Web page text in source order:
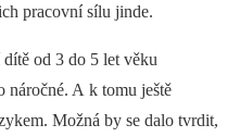
pracovní sílu jinde.
od 3 do 5 let věku
náročné. A k tomu ještě
Možná by se dalo tvrdit,